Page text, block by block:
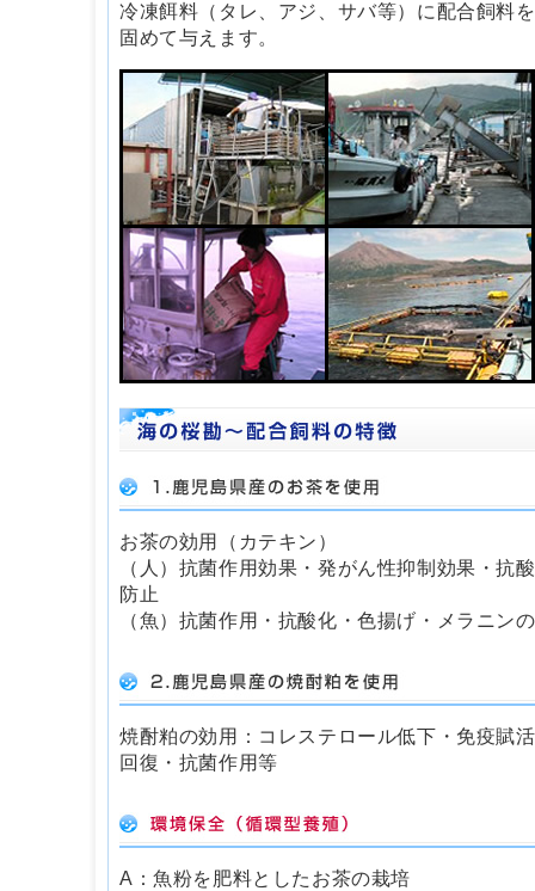
冷凍餌料（タレ、アジ、サバ等）に配合飼料
固めて与えます。
お茶の効用（カテキン）
（人）抗菌作用効果・発がん性抑制効果・抗
防止
（魚）抗菌作用・抗酸化・色揚げ・メラニン
焼酎粕の効用：コレステロール低下・免疫賦
回復・抗菌作用等
A：魚粉を肥料としたお茶の栽培